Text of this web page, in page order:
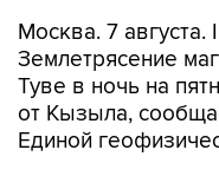
Москва. 7 августа.
Землетрясение
Туве в ночь на
от Кызыла,
Единой